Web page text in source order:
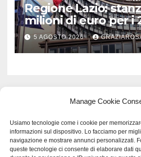
Manage Cookie
Usiamo tecnologie come i cookie per
informazioni sul dispositivo. Lo facciamo per
navigazione e mostrare annunci personalizzati.
queste tecnologie ci consente di elaborare dati
Regione Lazio:
milioni di euro per i
Comuni dell’Etruria
Meridionale
5 AGOSTO 2026